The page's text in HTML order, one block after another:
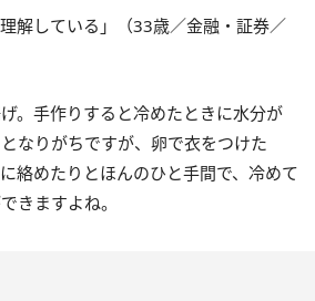
解している」（33歳／金融・証券／
。手作りすると冷めたときに水分が
なりがちですが、卵で衣をつけた
絡めたりとほんのひと手間で、冷めて
きますよね。